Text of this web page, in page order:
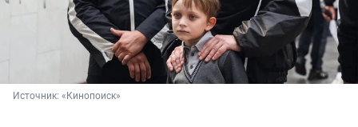
Источник: «Кинопоиск»